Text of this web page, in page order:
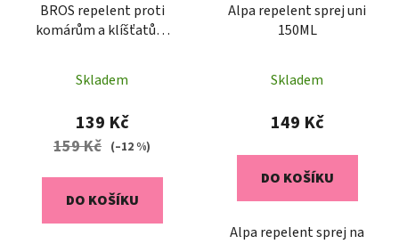
BROS repelent proti
komárům a klíšťatům
Skladem
139 Kč
159 Kč (–12 %)
DO KOŠÍKU
Alpa repelent sprej uni
150ML
Skladem
149 Kč
DO KOŠÍKU
Alpa repelent sprej na